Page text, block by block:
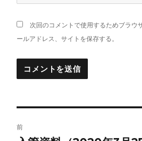
次回のコメントで使用するためブラウ
ールアドレス、サイトを保存する。
前